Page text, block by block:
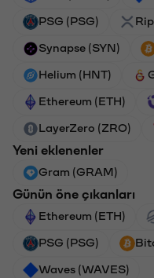
PSG (PSG)
Synapse (SYN)
Helium (HNT)
Ethereum (ETH)
LayerZero (ZRO)
Yeni eklenenler
Gram (GRAM)
Günün öne çıkanları
Ethereum (ETH)
PSG (PSG)
Waves (WAVES)